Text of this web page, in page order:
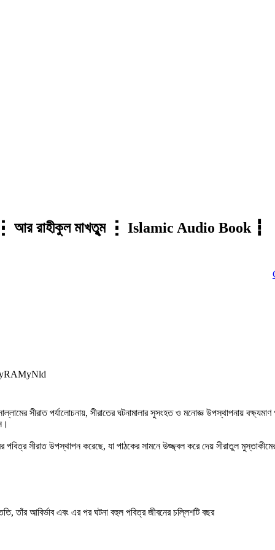
┇ আর রাহীকুল মাখতুৃম ┇ Islamic Audio Book ┇
Click
সীরাত পর্যালোচনায়, সীরাতের ঘটনামালার সুসংহত ও মনোজ্ঞ উপস্থাপনায়
পবিত্র সীরাত উপস্থাপন করেছে, যা পাঠকের সামনে উজ্জ্বল করে দেয় সীরাতুল
তাঁর আবির্ভাব এবং এর পর ঘটনা বহুল পবিত্র জীবনের চল্লিশটি বছর